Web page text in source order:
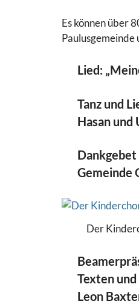
Es können über
Paulusgemeinde
Lied:
Tanz und
Hasan und
Gemeinde
Der
Texten
Leon